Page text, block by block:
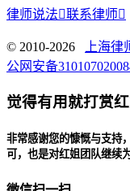
律师说法联系律师
© 2010-2026 上海律
公网安备
觉得有用就打赏
非常感谢您的慷慨与支持
可，也是对红姐团队继续